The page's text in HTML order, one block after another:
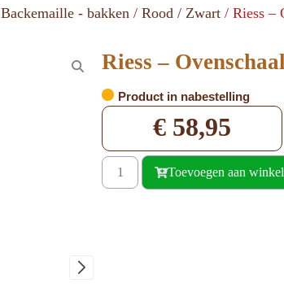
Backemaille - bakken / Rood / Zwart / Riess –
Riess –
Product in nabestelling
€ 58,95
Toevoegen aan